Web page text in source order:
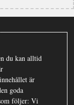
du kan alltid
är
goda
följer: Vi